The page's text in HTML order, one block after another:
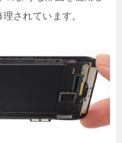
されています。